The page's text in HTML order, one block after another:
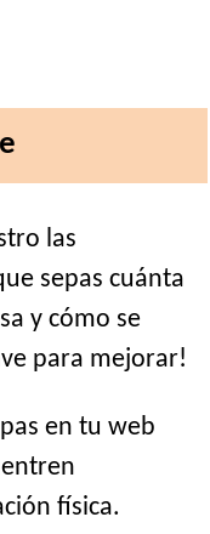
las
sepas cuánta
y cómo se
para mejorar!
en tu web
física.